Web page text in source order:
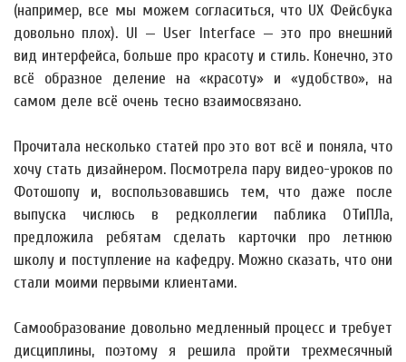
(например, все мы можем согласиться, что UX Фейсбука
довольно плох). UI — User Interface — это про внешний
вид интерфейса, больше про красоту и стиль. Конечно, это
всё образное деление на «красоту» и «удобство», на
самом деле всё очень тесно взаимосвязано.
Прочитала несколько статей про это вот всё и поняла, что
хочу стать дизайнером. Посмотрела пару видео-уроков по
Фотошопу и, воспользовавшись тем, что даже после
выпуска числюсь в редколлегии паблика ОТиПЛа,
предложила ребятам сделать карточки про летнюю
школу и поступление на кафедру. Можно сказать, что они
стали моими первыми клиентами.
Самообразование довольно медленный процесс и требует
дисциплины, поэтому я решила пройти трехмесячный